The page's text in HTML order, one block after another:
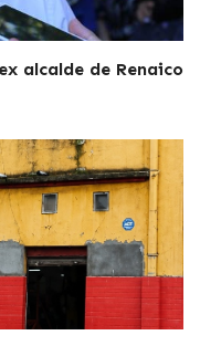
alcalde de Renaico